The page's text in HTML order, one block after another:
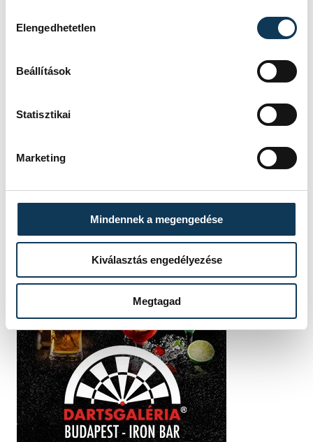
Elengedhetetlen
Beállítások
Statisztikai
Marketing
Mindennek a megengedése
Kiválasztás engedélyezése
Megtagad